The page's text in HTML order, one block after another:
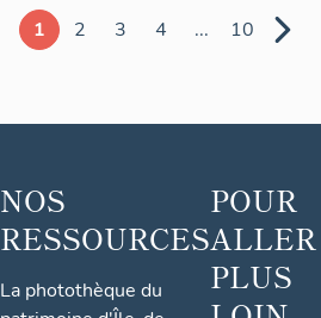
1 2 3 4 ... 10
NOS
RESSOURCES
La photothèque du
POUR
ALLER
PLUS